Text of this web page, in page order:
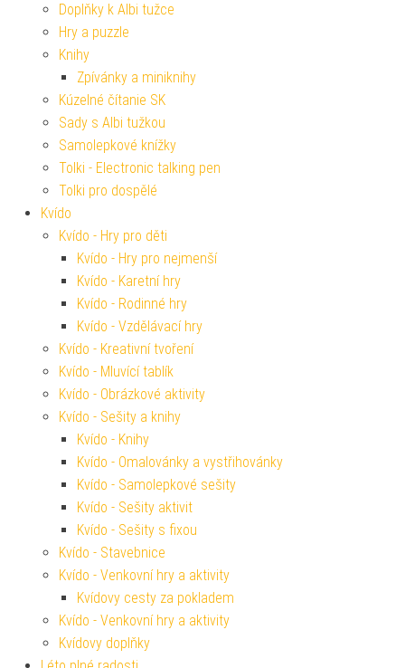
Doplňky k Albi tužce
Hry a puzzle
Knihy
Zpívánky a miniknihy
Kúzelné čítanie SK
Sady s Albi tužkou
Samolepkové knížky
Tolki - Electronic talking pen
Tolki pro dospělé
Kvído
Kvído - Hry pro děti
Kvído - Hry pro nejmenší
Kvído - Karetní hry
Kvído - Rodinné hry
Kvído - Vzdělávací hry
Kvído - Kreativní tvoření
Kvído - Mluvící tablík
Kvído - Obrázkové aktivity
Kvído - Sešity a knihy
Kvído - Knihy
Kvído - Omalovánky a vystřihovánky
Kvído - Samolepkové sešity
Kvído - Sešity aktivit
Kvído - Sešity s fixou
Kvído - Stavebnice
Kvído - Venkovní hry a aktivity
Kvídovy cesty za pokladem
Kvído - Venkovní hry a aktivity
Kvídovy doplňky